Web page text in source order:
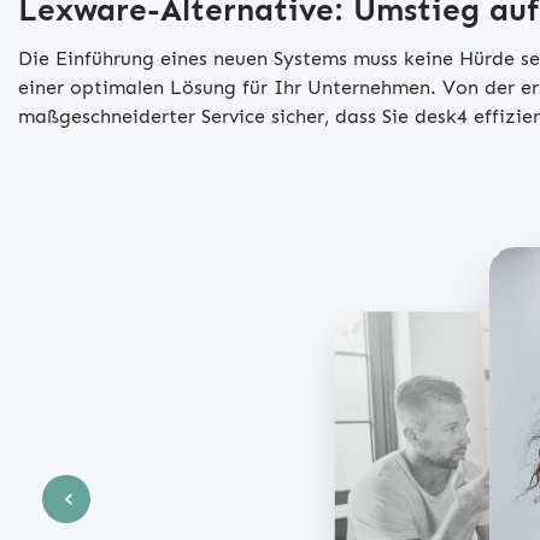
Lexware-Alternative: Umstieg
Die Einführung eines neuen Systems muss keine
einer optimalen Lösung für Ihr Unternehmen. Von der
maßgeschneiderter Service sicher, dass Sie desk4
‹
Nach der
Schulung schalten wir
sofort damit arbeiten
begleitet Sie in der
dafür, dass alle
funktionieren. Auch
bieten wir